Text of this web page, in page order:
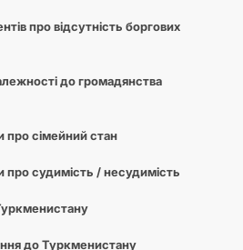
про відсутність боргових
до громадянства
про сімейний стан
про судимість / несудимість
до Туркменистану